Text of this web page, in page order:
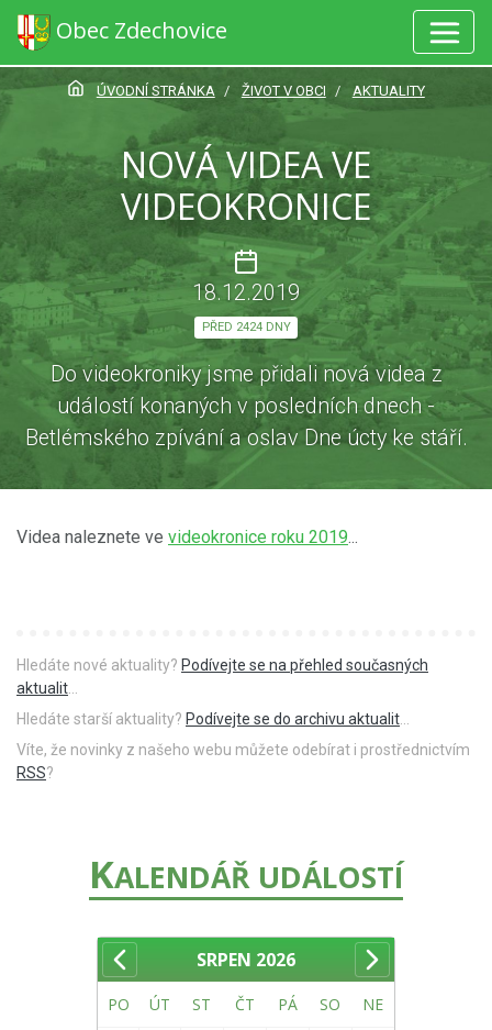
Obec Zdechovice
ÚVODNÍ STRÁNKA ŽIVOT V OBCI AKTUALITY
NOVÁ VIDEA VE
VIDEOKRONICE
18.12.2019
PŘED 2424 DNY
Do videokroniky jsme přidali nová videa z
událostí konaných v posledních dnech -
Betlémského zpívání a oslav Dne úcty ke stáří.
Videa naleznete ve videokronice roku 2019...
Hledáte nové aktuality? Podívejte se na přehled současných
aktualit
Hledáte starší aktuality? Podívejte se do archivu aktualit
Víte, že novinky z našeho webu můžete odebírat i prostřednictvím
RSS?
KALENDÁŘ UDÁLOSTÍ
SRPEN 2026
PO ÚT ST ČT PÁ SO NE